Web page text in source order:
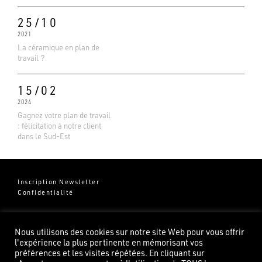
25/10
2021
La céramique en plan de
travail ?
15/02
2024
Gagnez votre plan de travail
: félicitation à notre client
dans le Sud-Est
Inscription Newsletter
Confidentialité
Groupe Pierredeplan
82100 Castelsarrasin
Nous utilisons des cookies sur notre site Web pour vous offrir
l'expérience la plus pertinente en mémorisant vos
préférences et les visites répétées. En cliquant sur